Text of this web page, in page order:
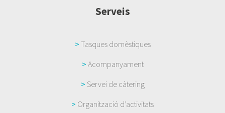
Serveis
> Tasques domèstiques
> Acompanyament
> Servei de càtering
> Organització d’activitats